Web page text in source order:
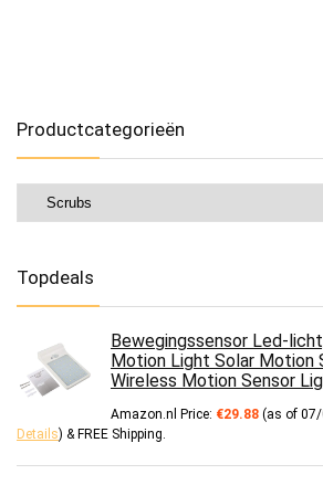
Productcategorieën
Topdeals
Bewegingssensor Led-
Motion Light Solar Motion
Wireless Motion Sensor
Amazon.nl Price: €29.88 (as of 07/
Details) &FREE Shipping.